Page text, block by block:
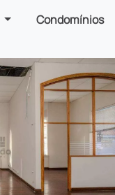
Condomínios